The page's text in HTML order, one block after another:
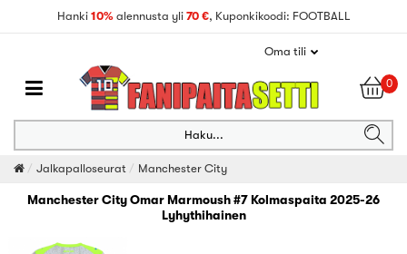
Hanki 10% alennusta yli 70 €, Kuponkikoodi: FOOTBALL
Oma tili
0
Haku...
Jalkapalloseurat Manchester City
Manchester City Omar Marmoush #7 Kolmaspaita 2025-26
Lyhythihainen